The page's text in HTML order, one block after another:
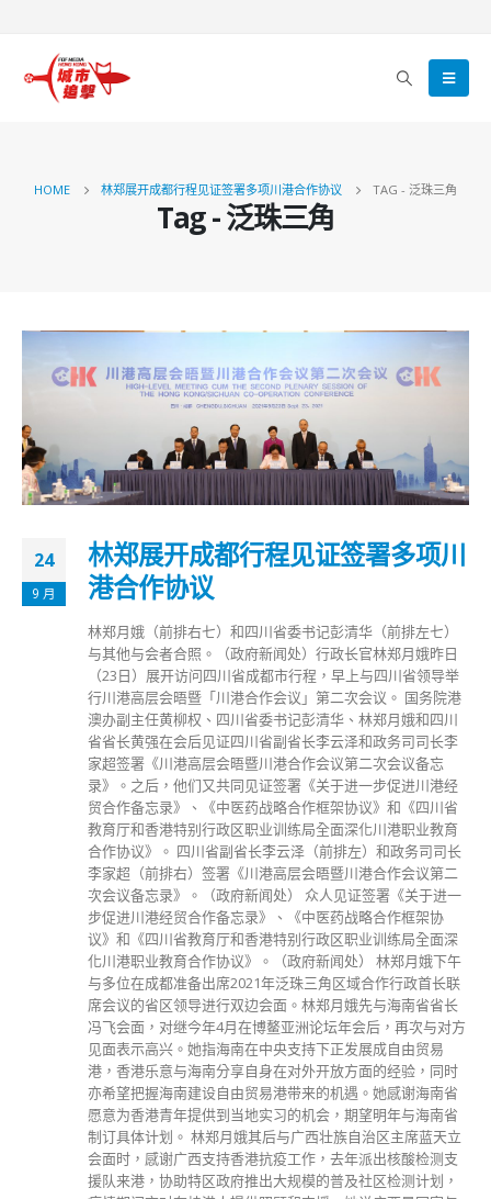
HOME 林郑展开成都行程见证签署多项川港合作协议 TAG - 泛珠三角
Tag - 泛珠三角
24
9 月
林郑展开成都行程见证签署多项川
港合作协议
林郑月娥（前排右七）和四川省委书记彭清华（前排左七）
与其他与会者合照。（政府新闻处） ​行政长官林郑月娥昨日
（23日）展开访问四川省成都市行程，早上与四川省领导举
行川港高层会晤暨「川港合作会议」第二次会议。 国务院港
澳办副主任黄柳权、四川省委书记彭清华、林郑月娥和四川
省省长黄强在会后见证四川省副省长李云泽和政务司司长李
家超签署《川港高层会晤暨川港合作会议第二次会议备忘
录》。之后，他们又共同见证签署《关于进一步促进川港经
贸合作备忘录》、《中医药战略合作框架协议》和《四川省
教育厅和香港特别行政区职业训练局全面深化川港职业教育
合作协议》。 四川省副省长李云泽（前排左）和政务司司长
李家超（前排右）签署《川港高层会晤暨川港合作会议第二
次会议备忘录》。（政府新闻处） 众人见证签署《关于进一
步促进川港经贸合作备忘录》、《中医药战略合作框架协
议》和《四川省教育厅和香港特别行政区职业训练局全面深
化川港职业教育合作协议》。（政府新闻处） 林郑月娥下午
与多位在成都准备出席2021年泛珠三角区域合作行政首长联
席会议的省区领导进行双边会面。林郑月娥先与海南省省长
冯飞会面，对继今年4月在博鳌亚洲论坛年会后，再次与对方
见面表示高兴。她指海南在中央支持下正发展成自由贸易
港，香港乐意与海南分享自身在对外开放方面的经验，同时
亦希望把握海南建设自由贸易港带来的机遇。她感谢海南省
愿意为香港青年提供到当地实习的机会，期望明年与海南省
制订具体计划。 林郑月娥其后与广西壮族自治区主席蓝天立
会面时，感谢广西支持香港抗疫工作，去年派出核酸检测支
援队来港，协助特区政府推出大规模的普及社区检测计划，